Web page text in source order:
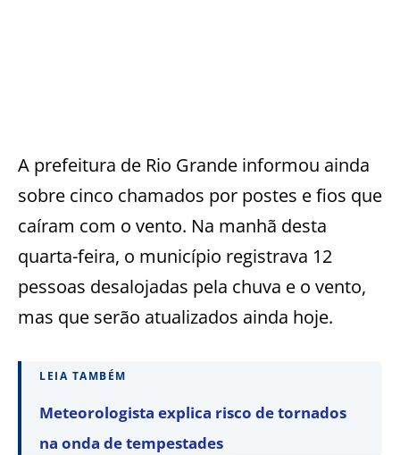
A prefeitura de Rio Grande informou ainda
sobre cinco chamados por postes e fios que
caíram com o vento. Na manhã desta
quarta-feira, o município registrava 12
pessoas desalojadas pela chuva e o vento,
mas que serão atualizados ainda hoje.
LEIA TAMBÉM
Meteorologista explica risco de tornados
na onda de tempestades